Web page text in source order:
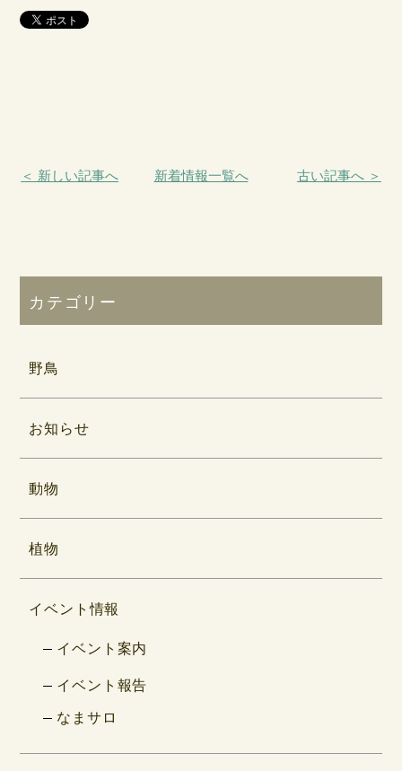
＜ 新しい記事へ 新着情報一覧へ 古い記事へ ＞
カテゴリー
野鳥
お知らせ
動物
植物
イベント情報
イベント案内
イベント報告
なまサロ